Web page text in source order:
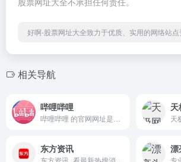
好啊-股票网址大全致力于优质、实用的网络站点
相关导航
哔哩哔哩 天
东方资讯 漂